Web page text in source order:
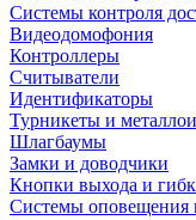
Системы контроля
Видеодомофония
Контроллеры
Считыватели
Идентификаторы
Турникеты и
Шлагбаумы
Замки и доводчики
Кнопки выхода и
Системы оповещения